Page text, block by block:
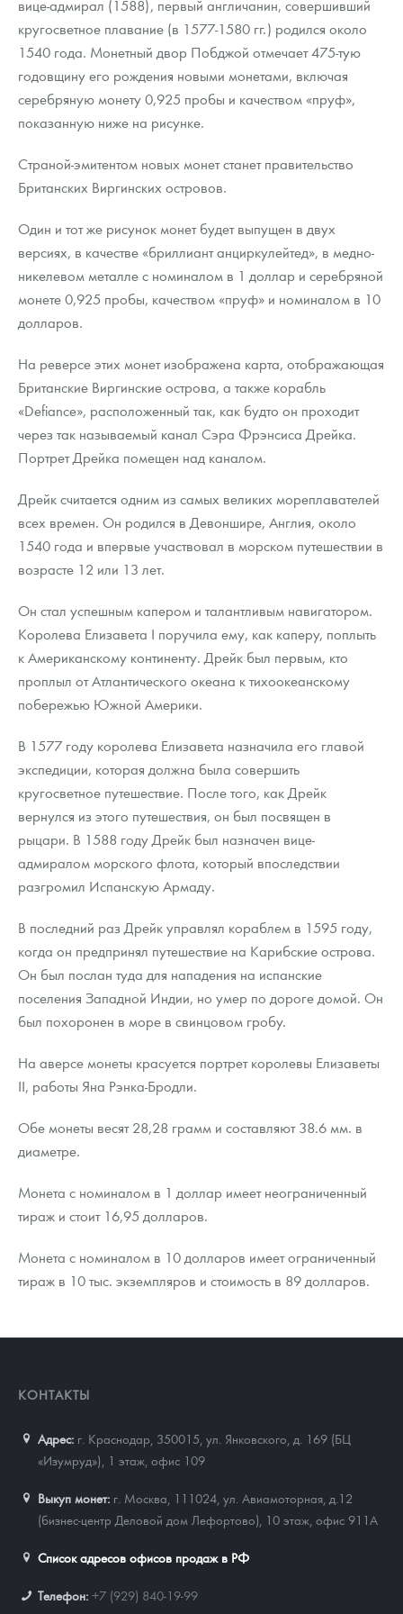
Русская нумизматика
Золотая карманная галерея
Наборы подарочных и коллекционных монет
Монеты и жетоны из недрагоценных металлов
Книги по нумизматике
вице-адмирал (1588), первый англичанин, совершивший
кругосветное плавание (в 1577-1580 гг.) родился около
1540 года. Монетный двор Побджой отмечает 475-тую
годовщину его рождения новыми монетами, включая
серебряную монету 0,925 пробы и качеством «пруф»,
показанную ниже на рисунке.
Страной-эмитентом новых монет станет правительство
Британских Виргинских островов.
Один и тот же рисунок монет будет выпущен в двух
версиях, в качестве «бриллиант анциркулейтед», в медно-
никелевом металле с номиналом в 1 доллар и серебряной
монете 0,925 пробы, качеством «пруф» и номиналом в 10
долларов.
На реверсе этих монет изображена карта, отображающая
Британские Виргинские острова, а также корабль
«Defiance», расположенный так, как будто он проходит
через так называемый канал Сэра Фрэнсиса Дрейка.
Портрет Дрейка помещен над каналом.
Дрейк считается одним из самых великих мореплавателей
всех времен. Он родился в Девоншире, Англия, около
1540 года и впервые участвовал в морском путешествии в
возрасте 12 или 13 лет.
Он стал успешным капером и талантливым навигатором.
Королева Елизавета І поручила ему, как каперу, поплыть
к Американскому континенту. Дрейк был первым, кто
проплыл от Атлантического океана к тихоокеанскому
побережью Южной Америки.
В 1577 году королева Елизавета назначила его главой
экспедиции, которая должна была совершить
кругосветное путешествие. После того, как Дрейк
вернулся из этого путешествия, он был посвящен в
рыцари. В 1588 году Дрейк был назначен вице-
адмиралом морского флота, который впоследствии
разгромил Испанскую Армаду.
В последний раз Дрейк управлял кораблем в 1595 году,
когда он предпринял путешествие на Карибские острова.
Он был послан туда для нападения на испанские
поселения Западной Индии, но умер по дороге домой. Он
был похоронен в море в свинцовом гробу.
На аверсе монеты красуется портрет королевы Елизаветы
ІІ, работы Яна Рэнка-Бродли.
Обе монеты весят 28,28 грамм и составляют 38.6 мм. в
диаметре.
Монета с номиналом в 1 доллар имеет неограниченный
тираж и стоит 16,95 долларов.
Монета с номиналом в 10 долларов имеет ограниченный
тираж в 10 тыс. экземпляров и стоимость в 89 долларов.
КОНТАКТЫ
Адрес: г. Краснодар, 350015 ул. Янковского, д. 169 (БЦ
«Изумруд»), 1 этаж, офис 109
Выкуп монет: г. Москва, 111024, ул. Авиамоторная, д.12
(бизнес-центр Деловой дом Лефортово), 10 этаж, офис 911А
Список адресов офисов продаж в РФ
Телефон: +7 (929) 840-19-99